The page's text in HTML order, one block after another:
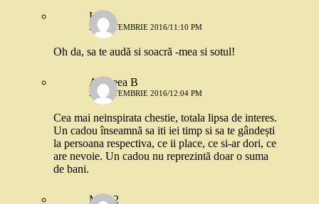
Ioana
20 SEPTEMBRIE 2016/11:10 PM
Oh da, sa te audă si soacră -mea si sotul!
Andreea B
21 SEPTEMBRIE 2016/12:04 PM
Cea mai neinspirata chestie, totala lipsa de interes.
Un cadou înseamnă sa iti iei timp si sa te gândești
la persoana respectiva, ce ii place, ce si-ar dori, ce
are nevoie. Un cadou nu reprezintă doar o suma
de bani.
Mira 2